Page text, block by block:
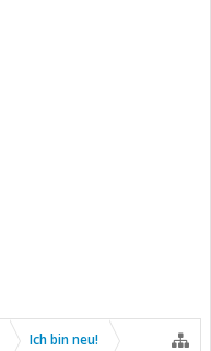
Ich bin neu!